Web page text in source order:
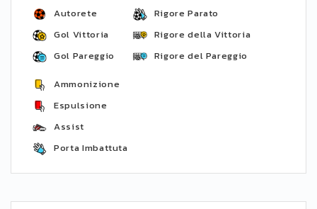
Autorete
Gol Vittoria
Gol Pareggio
Rigore Parato
Rigore della Vittoria
Rigore del Pareggio
Ammonizione
Espulsione
Assist
Porta Imbattuta